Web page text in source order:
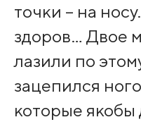
точки – на
здоров… Двое
лазили по
зацепился
которые